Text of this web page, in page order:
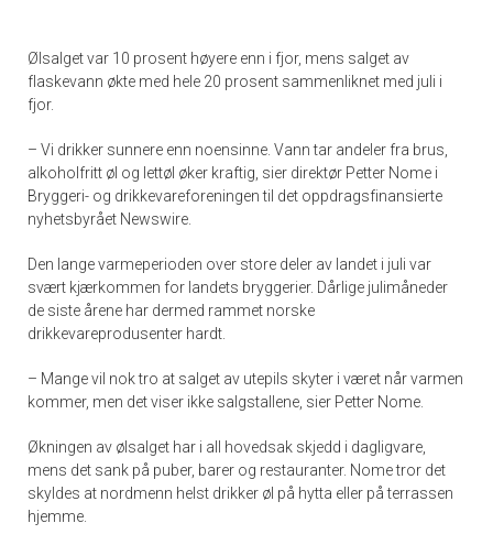
Ølsalget var 10 prosent høyere enn i fjor, mens salget av
flaskevann økte med hele 20 prosent sammenliknet med juli i
fjor.
– Vi drikker sunnere enn noensinne. Vann tar andeler fra brus,
alkoholfritt øl og lettøl øker kraftig, sier direktør Petter Nome i
Bryggeri- og drikkevareforeningen til det oppdragsfinansierte
nyhetsbyrået Newswire.
Den lange varmeperioden over store deler av landet i juli var
svært kjærkommen for landets bryggerier. Dårlige julimåneder
de siste årene har dermed rammet norske
drikkevareprodusenter hardt.
– Mange vil nok tro at salget av utepils skyter i været når varmen
kommer, men det viser ikke salgstallene, sier Petter Nome.
Økningen av ølsalget har i all hovedsak skjedd i dagligvare,
mens det sank på puber, barer og restauranter. Nome tror det
skyldes at nordmenn helst drikker øl på hytta eller på terrassen
hjemme.